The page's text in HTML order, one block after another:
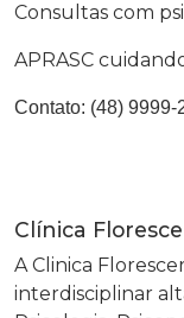
Consultas com
APRASC
Contato: (48) 9999-
Clínica
A Clinica
interdisciplinar